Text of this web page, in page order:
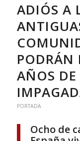
ADIÓS A
PODRÁN
AÑOS
PORTADA
Ocho de